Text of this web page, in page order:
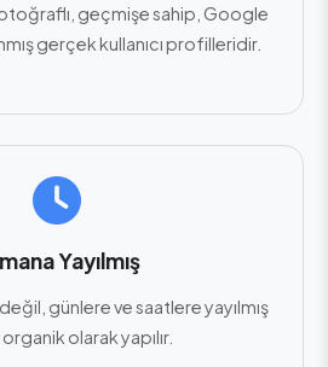
geçmişe sahip, Google
gerçek kullanıcı profilleridir.
Yayılmış
günlere ve saatlere yayılmış
olarak yapılır.